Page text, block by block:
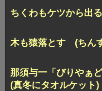
ちくわもケツから出
木も猿落とす (ちん
那須与一「びりやぁ
(真冬にタオルケット)